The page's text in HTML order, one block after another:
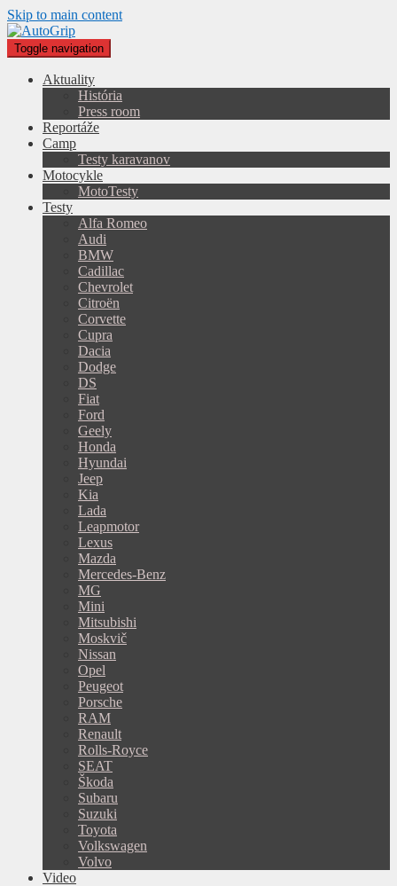
Skip to main content
Toggle navigation
Aktuality
História
Press room
Reportáže
Camp
Testy karavanov
Motocykle
MotoTesty
Testy
Alfa Romeo
Audi
BMW
Cadillac
Chevrolet
Citroën
Corvette
Cupra
Dacia
Dodge
DS
Fiat
Ford
Geely
Honda
Hyundai
Jeep
Kia
Lada
Leapmotor
Lexus
Mazda
Mercedes-Benz
MG
Mini
Mitsubishi
Moskvič
Nissan
Opel
Peugeot
Porsche
RAM
Renault
Rolls-Royce
SEAT
Škoda
Subaru
Suzuki
Toyota
Volkswagen
Volvo
Video